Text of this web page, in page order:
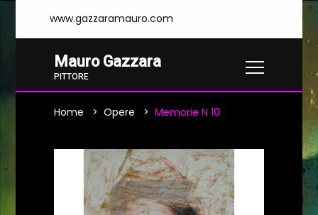
www.gazzaramauro.com
Mauro Gazzara
PITTORE
Home Opere Memorie N 10